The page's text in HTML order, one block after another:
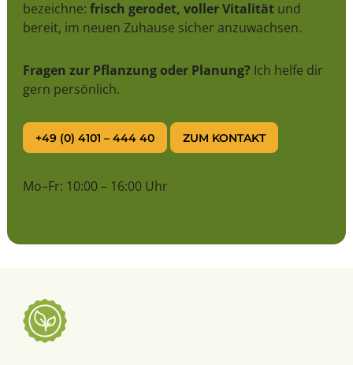
bezeichne: frisch gerodet, voller Vitalitätund
bereit, im neuen Zuhause sicher anzuwachsen.
Fragen zur Pflanzung oder Planung? Ich helfe dir
gern persönlich.
+49 (0) 4101 – 444 40 ZUM KONTAKT
Mo–Fr: 10:00 – 16:00 Uhr